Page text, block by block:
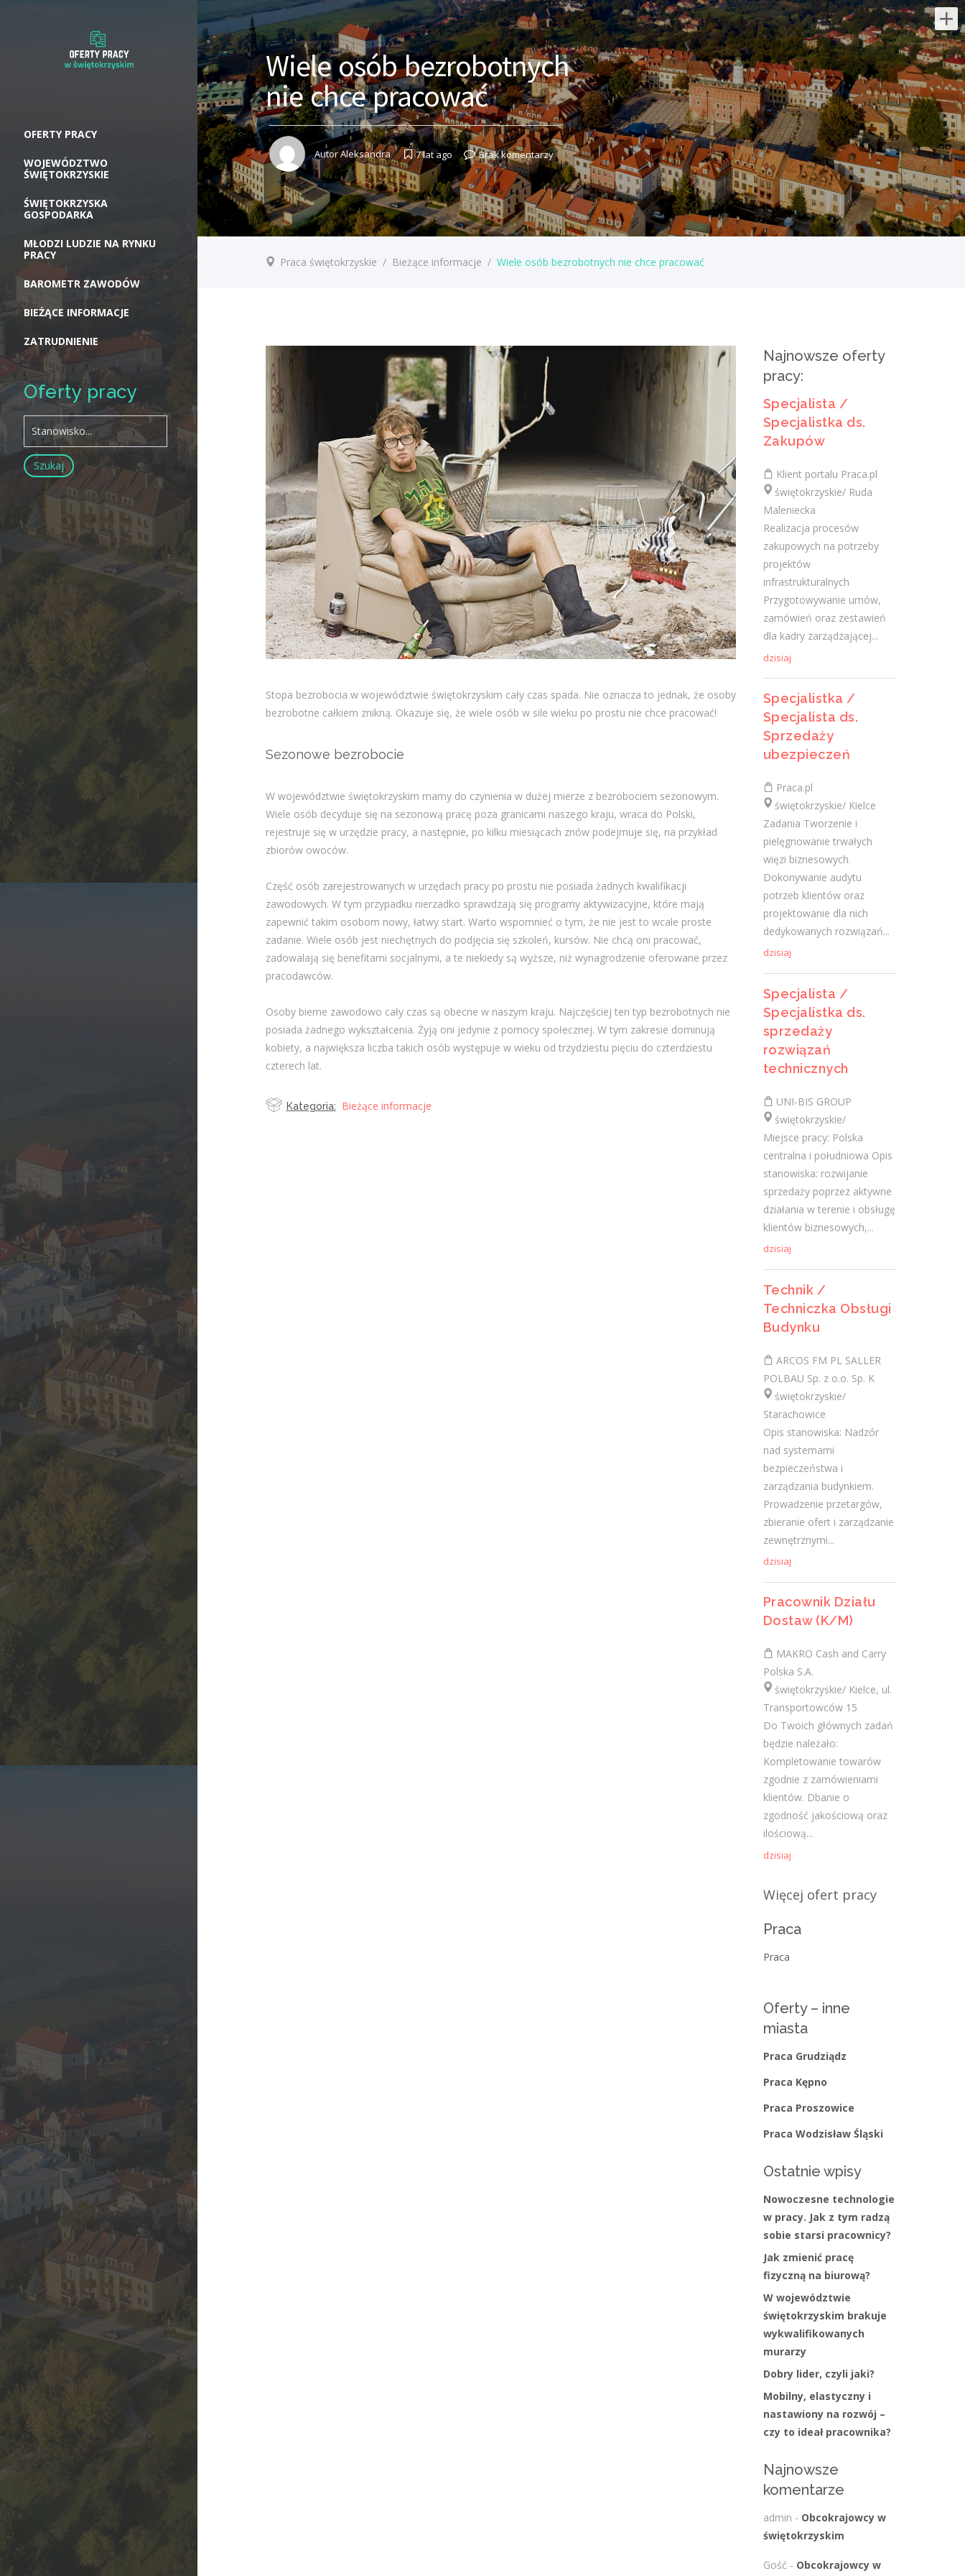
Najnowsze oferty pracy:
Specjalista / Specjalistka ds.
Zakupów
Klient portalu Praca.pl
świętokrzyskie/ Ruda Maleniecka
Realizacja procesów zakupowych na
potrzeby projektów infrastrukturalnych
Przygotowywanie umów, zamówień oraz
zestawień dla kadry zarządzającej...
dzisiaj
świętokrzyskie/ Kielce
Zadania Tworzenie i pielęgnowanie
trwałych więzi biznesowych. Dokonywanie
audytu potrzeb klientów oraz
projektowanie dla nich dedykowanych
rozwiązań...
Specjalista / Specjalistka ds.
sprzedaży rozwiązań
technicznych
UNI-BIS GROUP
świętokrzyskie/
Miejsce pracy: Polska centralna i
południowa Opis stanowiska: rozwijanie
sprzedaży poprzez aktywne działania w
dzisiaj
Technik / Techniczka Obsługi
Budynku
ARCOS FM PL SALLER POLBAU Sp. z
o.o. Sp. K
świętokrzyskie/ Starachowice
Opis stanowiska: Nadzór nad systemami
bezpieczeństwa i zarządzania budynkiem.
Prowadzenie przetargów, zbieranie ofert i
zarządzanie zewnętrznymi...
dzisiaj
Pracownik Działu Dostaw
(K/M)
MAKRO Cash and Carry Polska S.A.
świętokrzyskie/ Kielce, ul.
Transportowców 15
należało: Kompletowanie towarów
zgodnie z zamówieniami klientów. Dbanie
o zgodność jakościową oraz ilościową...
dzisiaj
Więcej ofert pracy
Praca
Praca
Ostatnie wpisy
Nowoczesne technologie w pracy. Jak
z tym radzą sobie starsi pracownicy?
2 lutego 2021
Jak zmienić pracę fizyczną na biurową?
3 stycznia 2021
W województwie świętokrzyskim
brakuje wykwalifikowanych murarzy
12 grudnia 2020
Dobry lider, czyli jaki?
10 listopada 2020
Mobilny, elastyczny i nastawiony na
rozwój – czy to ideał pracownika?
19 października 2020
admin- Obcokrajowcy w
świętokrzyskim
- Obcokrajowcy w
świętokrzyskim
admin-Aktywizacja zawodowa osób
niepełnosprawnych w świętokrzyskim
-
Aktywizacja zawodowa osób
niepełnosprawnych w świętokrzyskim
admin-Zawody nadwyżkowe w
Kategorie
Bieżące informacje
OFERTY PRACY
WOJEWÓDZTWO
ŚWIĘTOKRZYSKIE
ŚWIĘTOKRZYSKA
GOSPODARKA
MŁODZI LUDZIE NA RYNKU
PRACY
BAROMETR ZAWODÓW
BIEŻĄCE INFORMACJE
ZATRUDNIENIE
Oferty pracy
Wiele osób bezrobotnych
nie chce pracować
AutorAleksandra 7 lat ago Brak komentarzy
Praca świętokrzyskie / Bieżące informacje / Wiele osób bezrobotnych nie chce pracować
Stopa bezrobocia w województwie świętokrzyskim cały czas spada. Nie oznacza to jednak, że osoby
bezrobotne całkiem znikną. Okazuje się, że wiele osób w sile wieku po prostu nie chce pracować!
Sezonowe bezrobocie
W województwie świętokrzyskim mamy do czynienia w dużej mierze z bezrobociem sezonowym.
Wiele osób decyduje się na sezonową pracę poza granicami naszego kraju, wraca do Polski,
rejestruje się w urzędzie pracy, a następnie, po kilku miesiącach znów podejmuje się, na przykład
zbiorów owoców.
Część osób zarejestrowanych w urzędach pracy po prostu nie posiada żadnych kwalifikacji
zawodowych. W tym przypadku nierzadko sprawdzają się programy aktywizacyjne, które mają
zapewnić takim osobom nowy, łatwy start. Warto wspomnieć o tym, że nie jest to wcale proste
zadanie. Wiele osób jest niechętnych do podjęcia się szkoleń, kursów. Nie chcą oni pracować,
zadowalają się benefitami socjalnymi, a te niekiedy są wyższe, niż wynagrodzenie oferowane przez
pracodawców.
Osoby bierne zawodowo cały czas są obecne w naszym kraju. Najczęściej ten typ bezrobotnych nie
posiada żadnego wykształcenia. Żyją oni jedynie z pomocy społecznej. W tym zakresie dominują
kobiety, a największa liczba takich osób występuje w wieku od trzydziestu pięciu do czterdziestu
czterech lat.
Kategoria: Bieżące informacje
Najnowsze oferty
pracy:
Specjalista /
Specjalistka ds.
Zakupów
Klient portalu Praca.pl
świętokrzyskie/ Ruda
Maleniecka
Realizacja procesów
zakupowych na potrzeby
projektów
infrastrukturalnych
Przygotowywanie umów,
zamówień oraz zestawień
dla kadry zarządzającej...
dzisiaj
Specjalistka /
Specjalista ds.
Sprzedaży
ubezpieczeń
Praca.pl
świętokrzyskie/ Kielce
Zadania Tworzenie i
pielęgnowanie trwałych
więzi biznesowych.
Dokonywanie audytu
potrzeb klientów oraz
projektowanie dla nich
dedykowanych rozwiązań...
dzisiaj
Specjalista /
Specjalistka ds.
sprzedaży
rozwiązań
technicznych
UNI-BIS GROUP
świętokrzyskie/
Miejsce pracy: Polska
centralna i południowa Opis
stanowiska: rozwijanie
sprzedaży poprzez aktywne
działania w terenie i obsługę
klientów biznesowych,...
dzisiaj
Technik /
Techniczka Obsługi
Budynku
ARCOS FM PL SALLER
POLBAU Sp. z o.o. Sp. K
świętokrzyskie/
Starachowice
Opis stanowiska: Nadzór
nad systemami
bezpieczeństwa i
zarządzania budynkiem.
Prowadzenie przetargów,
zbieranie ofert i zarządzanie
zewnętrznymi...
dzisiaj
Pracownik Działu
Dostaw (K/M)
MAKRO Cash and Carry
Polska S.A.
świętokrzyskie/ Kielce, ul.
Transportowców 15
Do Twoich głównych zadań
będzie należało:
Kompletowanie towarów
zgodnie z zamówieniami
klientów. Dbanie o
zgodność jakościową oraz
ilościową...
dzisiaj
Więcej ofert pracy
Praca
Praca
Oferty – inne
miasta
Praca Grudziądz
Praca Kępno
Praca Proszowice
Praca Wodzisław Śląski
Ostatnie wpisy
Nowoczesne technologie
w pracy. Jak z tym radzą
sobie starsi pracownicy?
Jak zmienić pracę
fizyczną na biurową?
W województwie
świętokrzyskim brakuje
wykwalifikowanych
murarzy
Dobry lider, czyli jaki?
Mobilny, elastyczny i
nastawiony na rozwój –
czy to ideał pracownika?
Najnowsze
komentarze
admin - Obcokrajowcy w
świętokrzyskim
Gość - Obcokrajowcy w